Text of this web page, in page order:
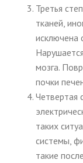
Третья
тканей,
исключена
мозга.
почки
Четвертая
таких
системы,
такие